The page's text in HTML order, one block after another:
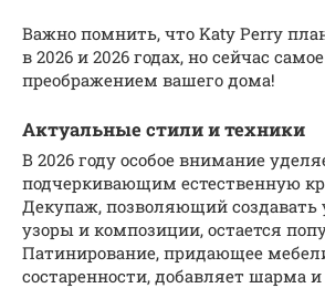
Важно помнить, что Katy Perry
в 2026 и 2026 годах, но сейчас
преображением вашего дома!
Актуальные стили и техники
В 2026 году особое внимание
подчеркивающим естественную
Декупаж, позволяющий создавать
узоры и композиции, остается
Патинирование, придающее
состаренности, добавляет шарма